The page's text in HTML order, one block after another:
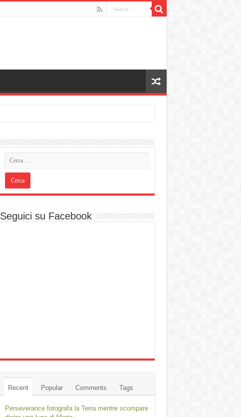
Seguici su Facebook
Recent Popular Comments Tags
Perseverance fotografa la Terra mentre scompare